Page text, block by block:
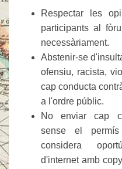
Respectar les
participants al
necessàriament.
Abstenir-se
ofensiu, racista,
cap conducta
a l'ordre públic.
No enviar cap
sense el
considera
d'internet amb